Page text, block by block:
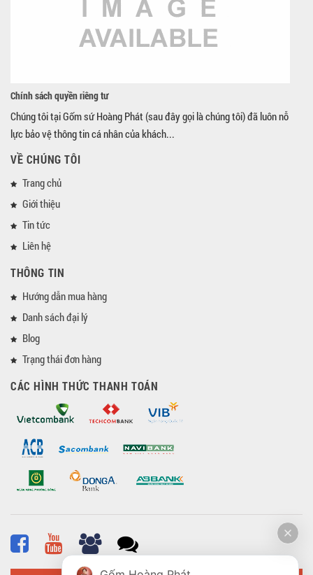
Chính sách quyền riêng tư
Chúng tôi tại Gốm sứ Hoàng Phát (sau đây gọi là chúng tôi) đã luôn nỗ
lực bảo vệ thông tin cá nhân của khách...
VỀ CHÚNG TÔI
Trang chủ
Giới thiệu
Tin tức
Liên hệ
THÔNG TIN
Hướng dẫn mua hàng
Danh sách đại lý
Blog
Trạng thái đơn hàng
CÁC HÌNH THỨC THANH TOÁN